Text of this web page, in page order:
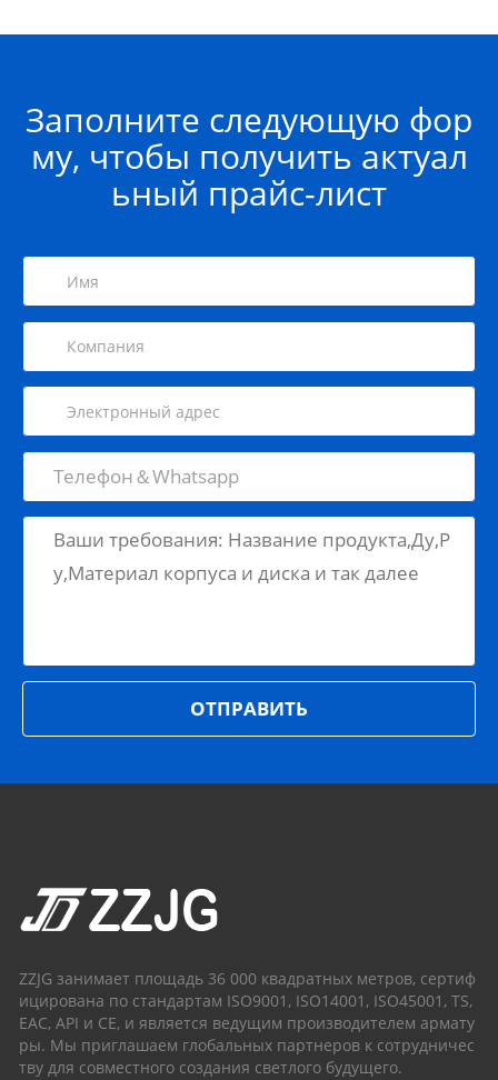
Заполните следующую фор
му, чтобы получить актуал
ьный прайс-лист
ZZJG занимает площадь 36 000 квадратных метров, сертиф
ицирована по стандартам ISO9001, ISO14001, ISO45001, TS,
EAC, API и CE, и является ведущим производителем армату
ры. Мы приглашаем глобальных партнеров к сотрудничес
тву для совместного создания светлого будущего.